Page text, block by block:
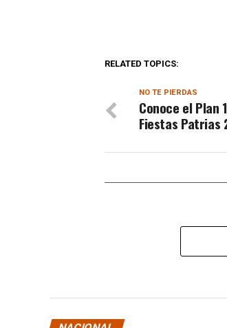
RELATED TOPICS:
NO TE PIERDAS
Conoce el Plan
Fiestas Patrias